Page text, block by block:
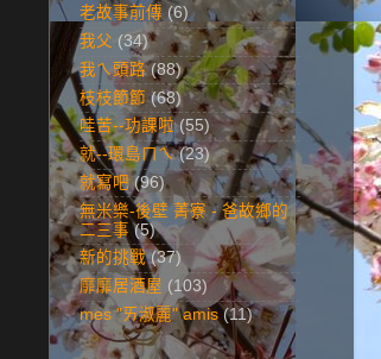
老故事前傳 (6)
我父 (34)
我ㄟ頭路 (88)
枝枝節節 (68)
哇苦--功課啦 (55)
就--環島ㄇㄟ (23)
就寫吧 (96)
無米樂-後壁 菁寮 - 爸故鄉的
二三事 (5)
新的挑戰 (37)
靡靡居酒屋 (103)
mes "ㄞ淑麗" amis (11)